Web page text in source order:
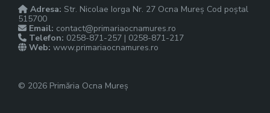
Adresa: Str. Nicolae Iorga Nr. 27 Ocna Mureș Cod poștal
515700
Email: contact@primariaocnamures.ro
Telefon: 0258-871-257 | 0258-871-217
Web: www.primariaocnamures.ro
© 2026 Primăria Ocna Mureș